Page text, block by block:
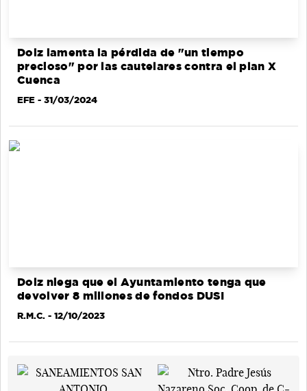
Dolz lamenta la pérdida de "un tiempo
precioso" por las cautelares contra el plan X
Cuenca
EFE - 31/03/2024
Dolz niega que el Ayuntamiento tenga que
devolver 8 millones de fondos DUSI
R.M.C. - 12/10/2023